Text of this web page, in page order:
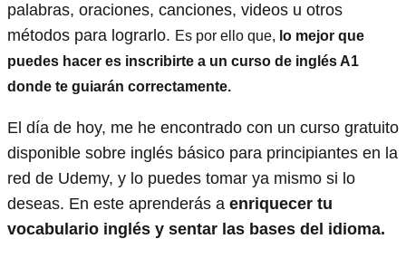
palabras, oraciones, canciones, videos u otros
métodos para lograrlo. Es por ello que, lo mejor que
puedes hacer es inscribirte a un curso de inglés A1
donde te guiarán correctamente.
El día de hoy, me he encontrado con un curso gratuito
disponible sobre inglés básico para principiantes en la
red de Udemy, y lo puedes tomar ya mismo si lo
deseas. En este aprenderás a enriquecer tu
vocabulario inglés y sentar las bases del idioma.